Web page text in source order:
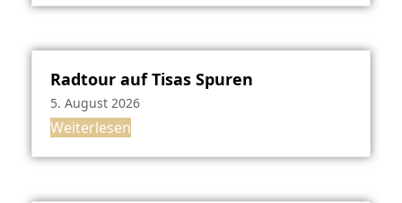
Radtour auf Tisas Spuren
5. August 2026
Weiterlesen